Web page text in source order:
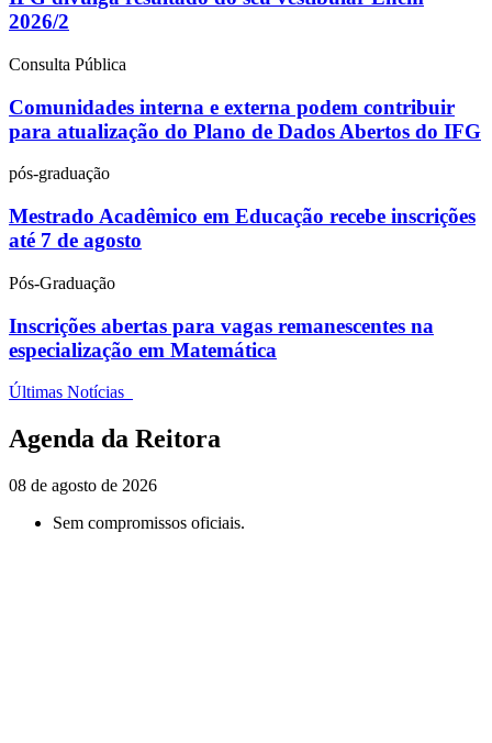
2026/2
Consulta Pública
Comunidades interna e externa podem contribuir
para atualização do Plano de Dados Abertos do IFG
pós-graduação
Mestrado Acadêmico em Educação recebe inscrições
até 7 de agosto
Pós-Graduação
Inscrições abertas para vagas remanescentes na
especialização em Matemática
Últimas Notícias
Agenda da Reitora
08 de agosto de 2026
Sem compromissos oficiais.